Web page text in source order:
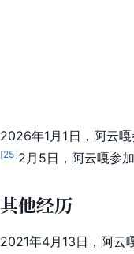
2026年1月1日，阿云
[25]2月5日，阿云嘎参
其他经历
2021年4月13日，阿云